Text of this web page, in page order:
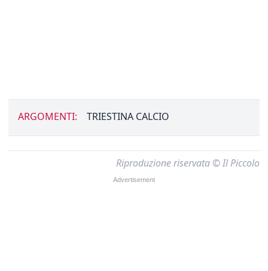
ARGOMENTI: TRIESTINA CALCIO
Riproduzione riservata © Il Piccolo